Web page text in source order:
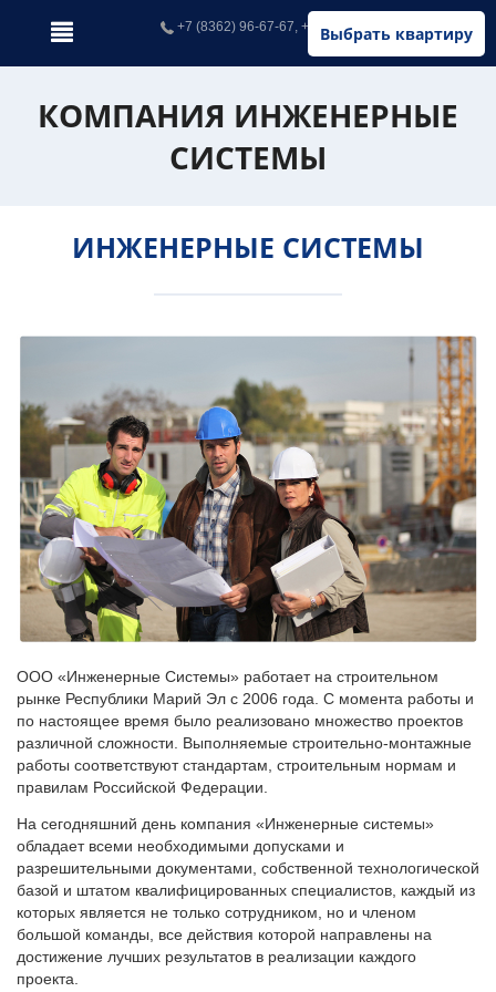
Выбрать квартиру
+7 (8362) 96-67-67, +7 (902) 326-67-67
КОМПАНИЯ ИНЖЕНЕРНЫЕ
СИСТЕМЫ
ИНЖЕНЕРНЫЕ СИСТЕМЫ
ООО «Инженерные Системы» работает на строительном
рынке Республики Марий Эл с 2006 года. С момента работы и
по настоящее время было реализовано множество проектов
различной сложности. Выполняемые строительно-монтажные
работы соответствуют стандартам, строительным нормам и
правилам Российской Федерации.
На сегодняшний день компания «Инженерные системы»
обладает всеми необходимыми допусками и
разрешительными документами, собственной технологической
базой и штатом квалифицированных специалистов, каждый из
которых является не только сотрудником, но и членом
большой команды, все действия которой направлены на
достижение лучших результатов в реализации каждого
проекта.